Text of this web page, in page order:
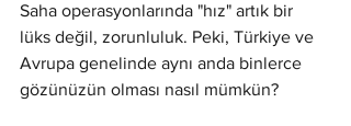
Saha operasyonlarında "hız" artık bir
lüks değil, zorunluluk. Peki, Türkiye ve
Avrupa genelinde aynı anda binlerce
gözünüzün olması nasıl mümkün?